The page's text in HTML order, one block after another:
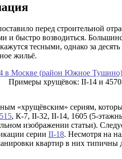
перед строительной
и быстро возводиться.
тесными, однако за
жильё.
Примеры хрущёвок: II-14 и
«хрущёвским» сериям,
, К-7, II-32, II-14, 1605 (5-
изображении статьи).
серии II-18. Несмотря на
квартир в них типичны